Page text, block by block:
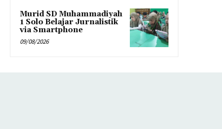
Murid SD Muhammadiyah
1 Solo Belajar Jurnalistik
via Smartphone
09/08/2026